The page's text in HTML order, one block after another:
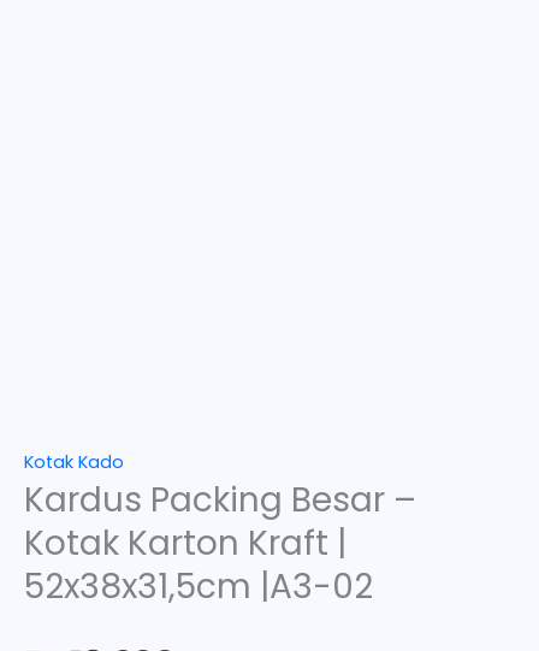
Kotak Kado
Kardus Packing Besar –
Kotak Karton Kraft |
52x38x31,5cm |A3-02